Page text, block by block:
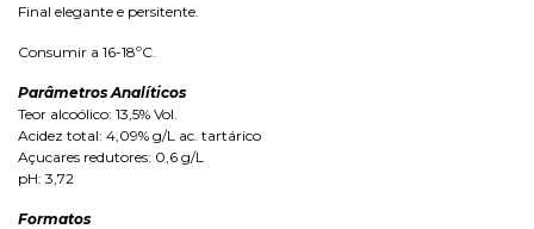
Final elegante e persitente.
Consumir a 16-18ºC.
Parâmetros Analíticos
Teor alcoólico: 13,5% Vol.
Acidez total: 4,09% g/L ac. tartárico
Açucares redutores: 0,6 g/L
pH: 3,72
Formatos